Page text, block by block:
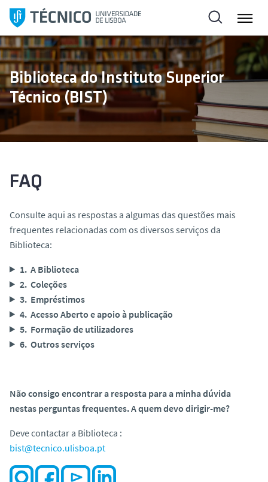
i
p
t
o
c
o
t
Biblioteca do Instituto Superior
Técnico (BIST)
FAQ
Consulte aqui as respostas a algumas das questões mais
frequentes relacionadas com os diversos serviços da
Biblioteca:
1. A Biblioteca
2. Coleções
3. Empréstimos
4. Acesso Aberto e apoio à publicação
5. Formação de utilizadores
6. Outros serviços
Não consigo encontrar a resposta para a minha dúvida
nestas perguntas frequentes. A quem devo dirigir-me?
Deve contactar a Biblioteca :
bist@tecnico.ulisboa.pt